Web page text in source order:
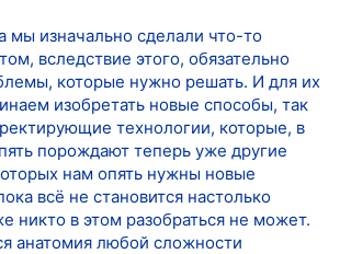
мы изначально сделали что-то
вследствие этого, обязательно
которые нужно решать. И для их
изобретать новые способы, так
технологии, которые, в
порождают теперь уже другие
нам опять нужны новые
всё не становится настолько
никто в этом разобраться не может.
анатомия любой сложности